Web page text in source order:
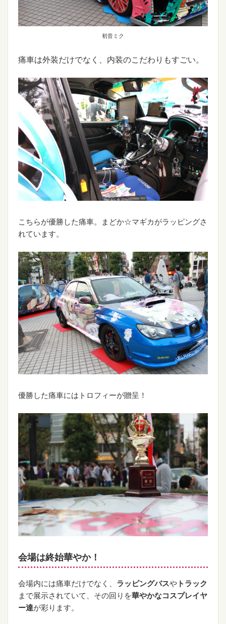
初音ミク
痛車は外装だけでなく、内装のこだわりもすごい。
こちらが優勝した痛車。まどか☆マギカがラッピングさ
れています。
優勝した痛車にはトロフィーが贈呈！
会場は終始華やか！
会場内には痛車だけでなく、 ラッピングバスや トラック
まで展示されていて、その回りを華やかなコスプレイヤ
ー達が彩ります。